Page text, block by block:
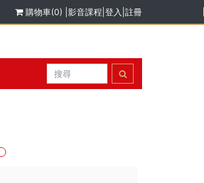
購物車(0) 影音課程 登入 註冊